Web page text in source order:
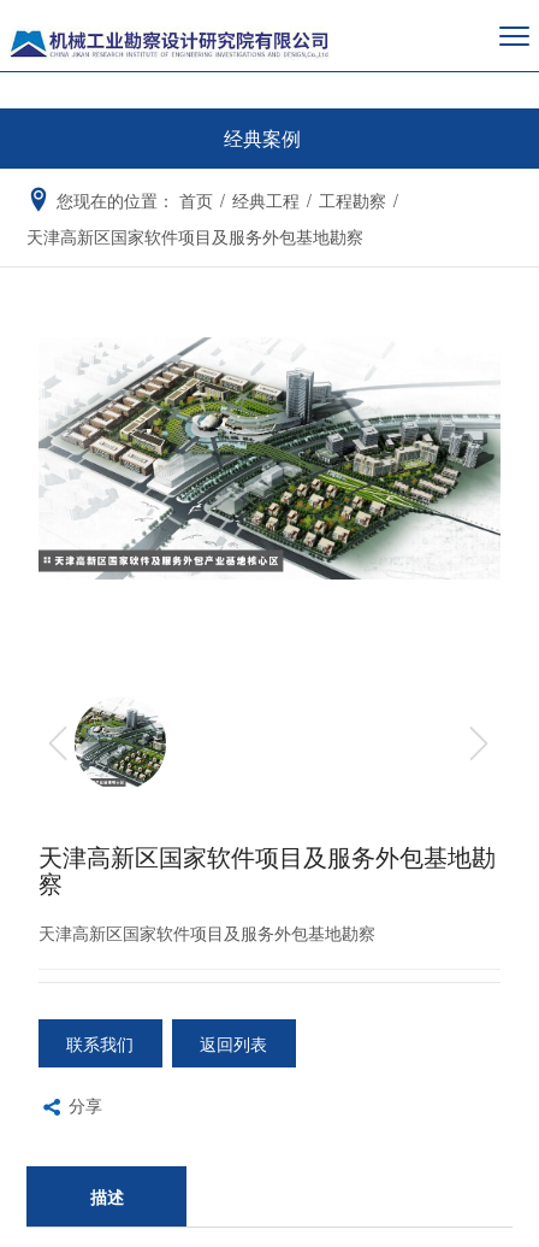
经典案例
您现在的位置： 首页 / 经典工程 / 工程勘察 /
天津高新区国家软件项目及服务外包基地勘察
天津高新区国家软件项目及服务外包基地勘
察
天津高新区国家软件项目及服务外包基地勘察
联系我们 返回列表
分享
描述